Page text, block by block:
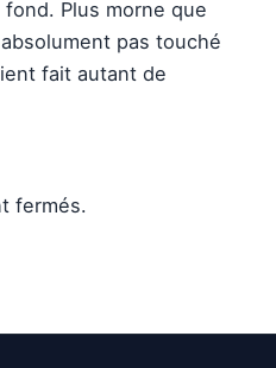
Plus morne que
pas touché
fait autant de
fermés.